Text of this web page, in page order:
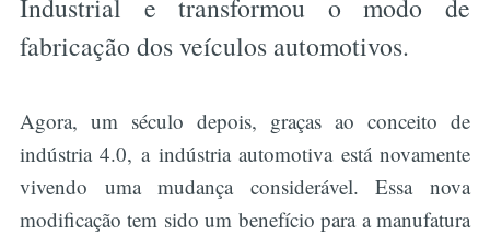
Industrial e transformou o modo de
fabricação dos veículos automotivos.
Agora, um século depois, graças ao conceito de
indústria 4.0, a indústria automotiva está novamente
vivendo uma mudança considerável. Essa nova
modificação tem sido um benefício para a manufatura